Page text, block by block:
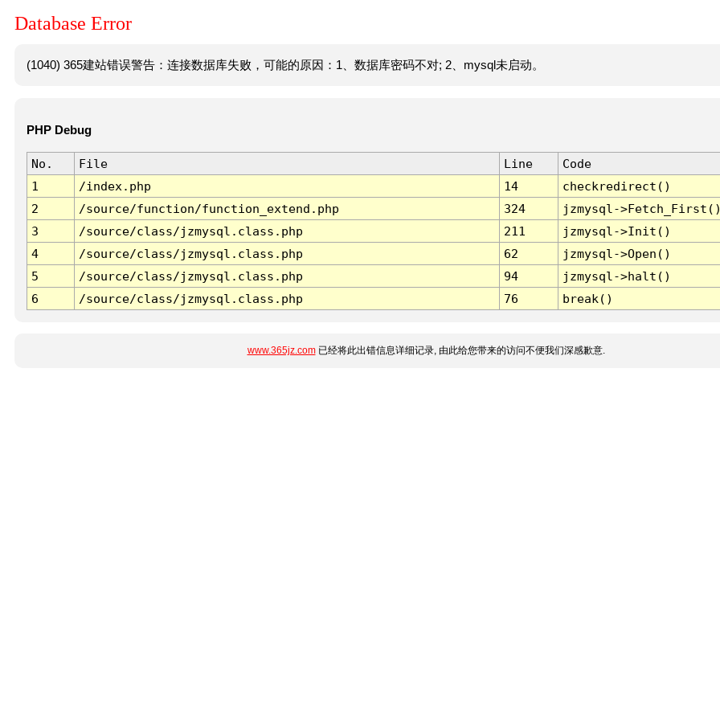
Database Error
(1040) 365建站错误警告：连接数据库失败，可能的原因：1、数据库密码不对; 2、mysql未启动。
PHP Debug
No. File Line
Code
1
/index.php 14
checkredirect()
2
/source/function/function_extend.php 324
jzmysql-
3
/source/class/jzmysql.class.php 211
jzmysql->Init()
4
/source/class/jzmysql.class.php 62
jzmysql->Open()
5
/source/class/jzmysql.class.php 94
jzmysql->halt()
6
/source/class/jzmysql.class.php 76 break()
www.365jz.com已经将此出错信息详细记录, 由此给您带来的访问不便我们深感歉意.